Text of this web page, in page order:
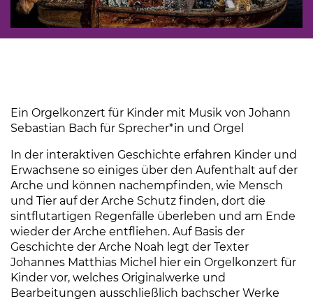
Ein Orgelkonzert für Kinder mit Musik von Johann
Sebastian Bach für Sprecher*in und Orgel
In der interaktiven Geschichte erfahren Kinder und
Erwachsene so einiges über den Aufenthalt auf der
Arche und können nachempfinden, wie Mensch
und Tier auf der Arche Schutz finden, dort die
sintflutartigen Regenfälle überleben und am Ende
wieder der Arche entfliehen. Auf Basis der
Geschichte der Arche Noah legt der Texter
Johannes Matthias Michel hier ein Orgelkonzert für
Kinder vor, welches Originalwerke und
Bearbeitungen ausschließlich bachscher Werke